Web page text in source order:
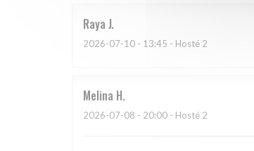
Raya J
2026-07-10 - 13:45 - Hosté 2
Melina H
2026-07-08 - 20:00 - Hosté 2